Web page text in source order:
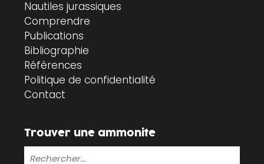
Nautiles jurassiques
Comprendre
Publications
Bibliographie
Références
Politique de confidentialité
Contact
Trouver une ammonite